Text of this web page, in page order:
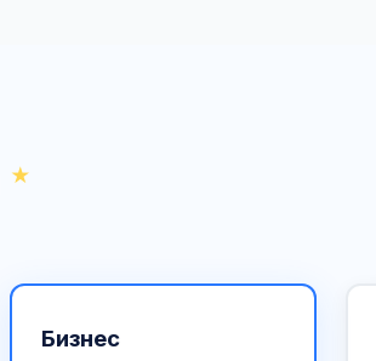
Бизнес